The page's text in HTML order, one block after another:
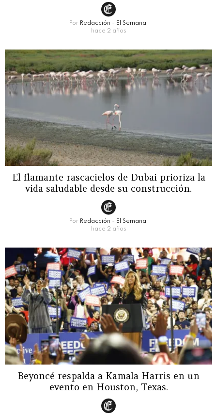
Por Redacción - El Semanal
hace 2 años
El flamante rascacielos de Dubai prioriza la
vida saludable desde su construcción.
Por Redacción - El Semanal
hace 2 años
Beyoncé respalda a Kamala Harris en un
evento en Houston, Texas.